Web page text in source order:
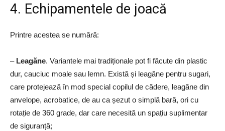
4. Echipamentele de joacă
Printre acestea se numără:
– Leagăne. Variantele mai tradiționale pot fi făcute din plastic
dur, cauciuc moale sau lemn. Există și leagăne pentru sugari,
care protejează în mod special copilul de cădere, leagăne din
anvelope, acrobatice, de au ca șezut o simplă bară, ori cu
rotație de 360 grade, dar care necesită un spațiu suplimentar
de siguranță;